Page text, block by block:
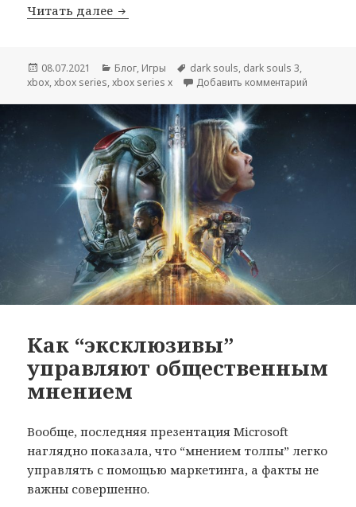
Читать далее Dark Souls 3 теперь работает в 60 FPS
Опубликовано
08.07.2021 Рубрики
Блог, Игры Метки
dark souls, dark souls 3,
xbox,xbox series,xbox series x Добавить комментарий
Как “эксклюзивы”
управляют общественным
мнением
Вообще, последняя презентация Microsoft
наглядно показала, что “мнением толпы” легко
управлять с помощью маркетинга, а факты не
важны совершенно.